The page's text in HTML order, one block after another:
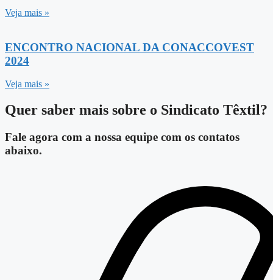
Veja mais »
ENCONTRO NACIONAL DA CONACCOVEST
2024
Veja mais »
Quer saber mais sobre o Sindicato Têxtil?
Fale agora com a nossa equipe com os contatos
abaixo.